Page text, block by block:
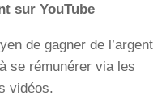
sur YouTube
de gagner de l’argent
se rémunérer via les
vidéos.